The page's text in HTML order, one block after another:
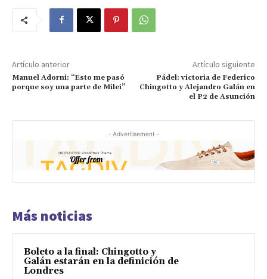
Artículo anterior
Manuel Adorni: “Esto me pasó
porque soy una parte de Milei”
Artículo siguiente
Pádel: victoria de Federico
Chingotto y Alejandro Galán en
el P2 de Asunción
- Advertisement -
Más noticias
Boleto a la final: Chingotto y
Galán estarán en la definición de
Londres